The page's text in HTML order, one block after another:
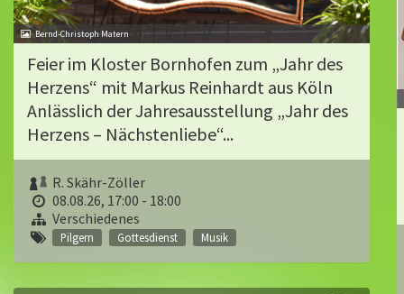
Bernd-Christoph Matern
Feier im Kloster Bornhofen zum „Jahr des
Herzens“ mit Markus Reinhardt aus Köln
Anlässlich der Jahresausstellung „Jahr des
Herzens – Nächstenliebe“...
R. Skähr-Zöller
08.08.26, 17:00 - 18:00
Verschiedenes
Pilgern Gottesdienst Musik